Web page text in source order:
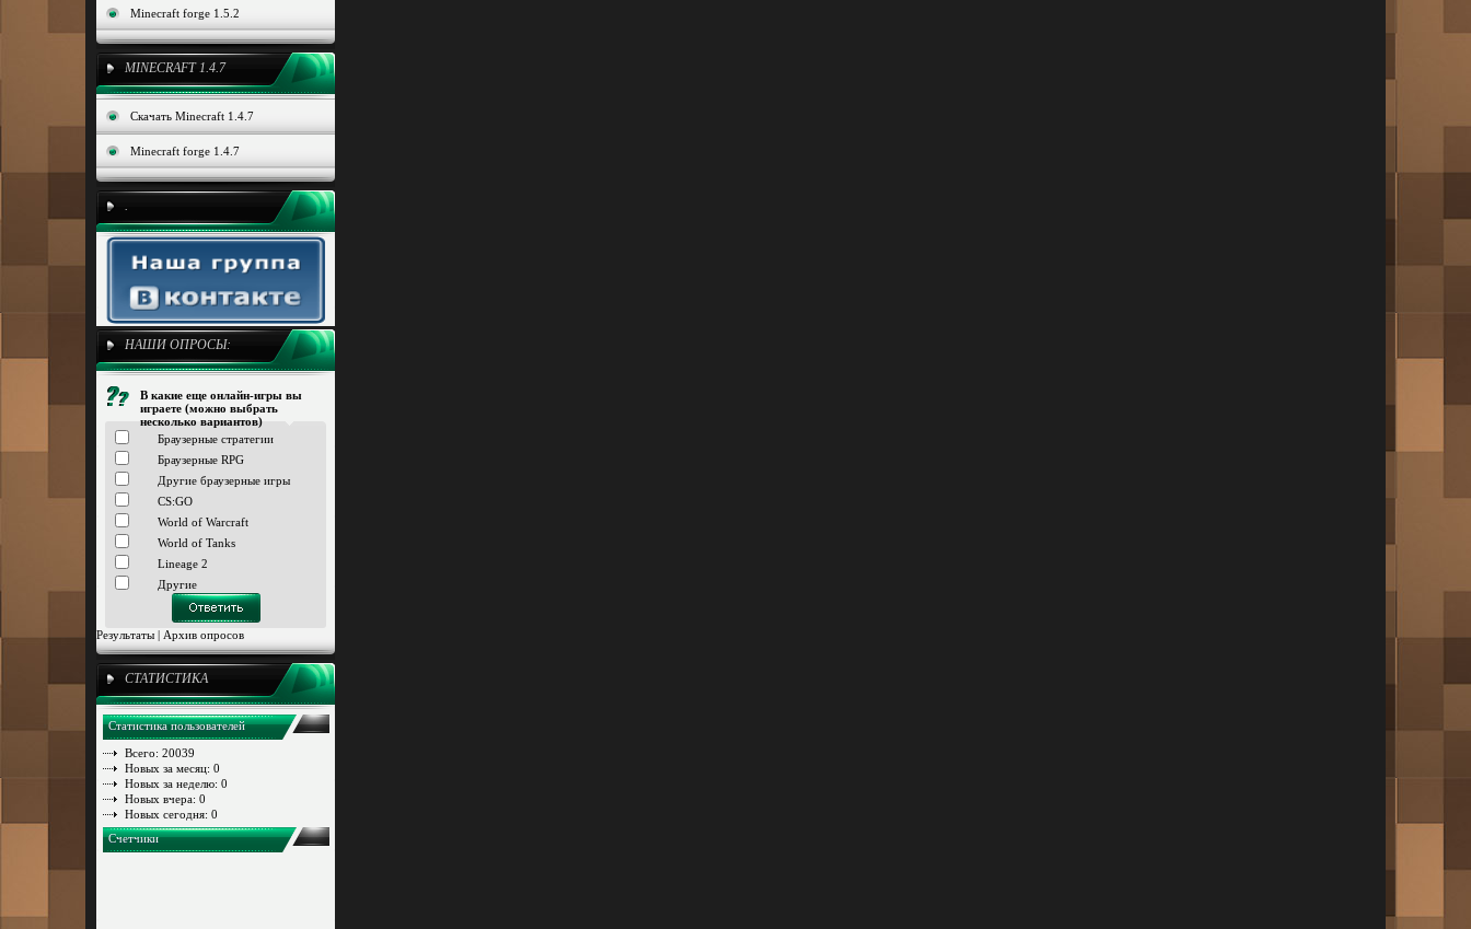
Minecraft forge 1.5.2
MINECRAFT 1.4.7
Скачать Minecraft 1.4.7
Minecraft forge 1.4.7
.
НАШИ ОПРОСЫ:
В какие еще онлайн-игры вы
играете (можно выбрать
несколько вариантов)
Браузерные стратегии
Браузерные RPG
Другие браузерные игры
CS:GO
World of Warcraft
World of Tanks
Lineage 2
Другие
Результаты | Архив опросов
СТАТИСТИКА
Статистика пользователей
Всего: 20039
Новых за месяц: 0
Новых за неделю: 0
Новых вчера: 0
Новых сегодня: 0
Счетчики